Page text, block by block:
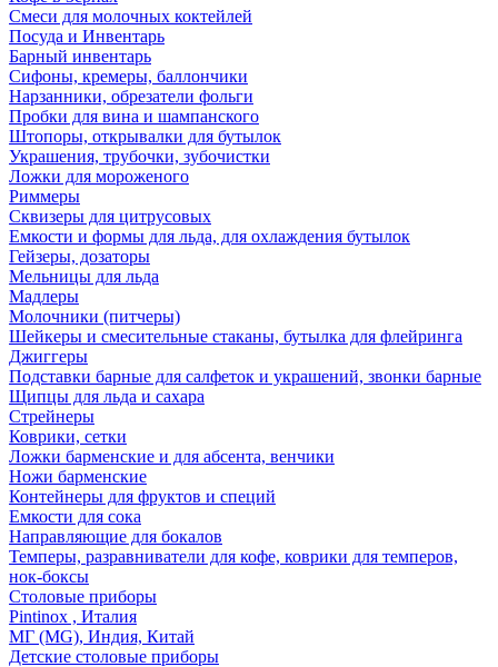
Смеси для молочных коктейлей
Посуда и Инвентарь
Барный инвентарь
Сифоны, кремеры, баллончики
Нарзанники, обрезатели фольги
Пробки для вина и шампанского
Штопоры, открывалки для бутылок
Украшения, трубочки, зубочистки
Ложки для мороженого
Риммеры
Сквизеры для цитрусовых
Емкости и формы для льда, для охлаждения бутылок
Гейзеры, дозаторы
Мельницы для льда
Мадлеры
Молочники (питчеры)
Шейкеры и смесительные стаканы, бутылка для флейринга
Джиггеры
Подставки барные для салфеток и украшений, звонки барные
Щипцы для льда и сахара
Стрейнеры
Коврики, сетки
Ложки барменские и для абсента, венчики
Ножи барменские
Контейнеры для фруктов и специй
Емкости для сока
Направляющие для бокалов
Темперы, разравниватели для кофе, коврики для темперов,
нок-боксы
Столовые приборы
Pintinox , Италия
МГ (MG), Индия, Китай
Детские столовые приборы